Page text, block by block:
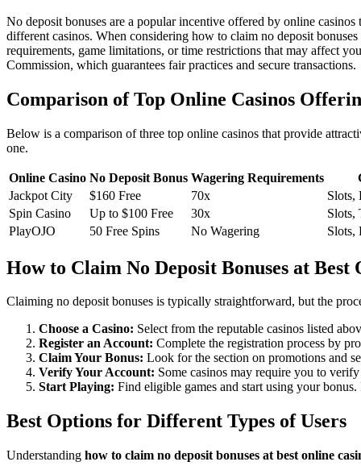
No deposit bonuses are a popular incentive offered by online
different casinos. When considering how to claim no deposit bonuses
requirements, game limitations, or time restrictions that may affect
Commission, which guarantees fair practices and secure transactions.
Comparison of Top Online Casinos
Below is a comparison of three top online casinos that provide
one.
Online Casino No Deposit Bonus Wagering Requirements
Jackpot City
$160 Free 70x
Slots,
Spin Casino
Up to $100 Free 30x
Slots,
PlayOJO
50 Free Spins No Wagering Slots,
How to Claim No Deposit Bonuses at Best
Claiming no deposit bonuses is typically straightforward, but the
Choose a Casino: Select from the reputable casinos listed
Register an Account: Complete the registration process by
Claim Your Bonus: Look for the section on promotions and
Verify Your Account: Some casinos may require you to
Start Playing: Find eligible games and start using your
Best Options for Different Types of Users
Understanding how to claim no deposit bonuses at best online